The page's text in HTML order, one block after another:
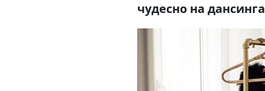
чудесно на